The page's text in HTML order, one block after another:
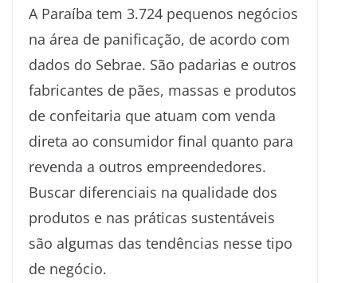
A Paraíba tem 3.724 pequenos negócios
na área de panificação, de acordo com
dados do Sebrae. São padarias e outros
fabricantes de pães, massas e produtos
de confeitaria que atuam com venda
direta ao consumidor final quanto para
revenda a outros empreendedores.
Buscar diferenciais na qualidade dos
produtos e nas práticas sustentáveis
são algumas das tendências nesse tipo
de negócio.